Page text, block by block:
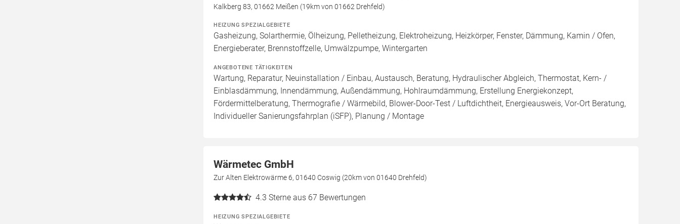
Kalkberg 83, 01662 Meißen (19km von 01662 Drehfeld)
HEIZUNG SPEZIALGEBIETE
Gasheizung, Solarthermie, Ölheizung, Pelletheizung, Elektroheizung, Heizkörper, Fenster, Dämmung, Kamin / Ofen,
Energieberater, Brennstoffzelle, Umwälzpumpe, Wintergarten
ANGEBOTENE TÄTIGKEITEN
Wartung, Reparatur, Neuinstallation / Einbau, Austausch, Beratung, Hydraulischer Abgleich, Thermostat, Kern- /
Einblasdämmung, Innendämmung, Außendämmung, Hohlraumdämmung, Erstellung Energiekonzept,
Fördermittelberatung, Thermografie / Wärmebild, Blower-Door-Test / Luftdichtheit, Energieausweis, Vor-Ort Beratung,
Individueller Sanierungsfahrplan (iSFP), Planung / Montage
Wärmetec GmbH
Zur Alten Elektrowärme 6, 01640 Coswig (20km von 01640 Drehfeld)
4.3 Sterne aus 67 Bewertungen
HEIZUNG SPEZIALGEBIETE